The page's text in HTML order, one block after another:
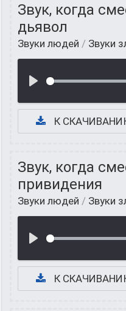
Звук, когда
дьявол
Звуки людей / Звуки
К
Звук, когда
привидения
Звуки людей / Звуки
К